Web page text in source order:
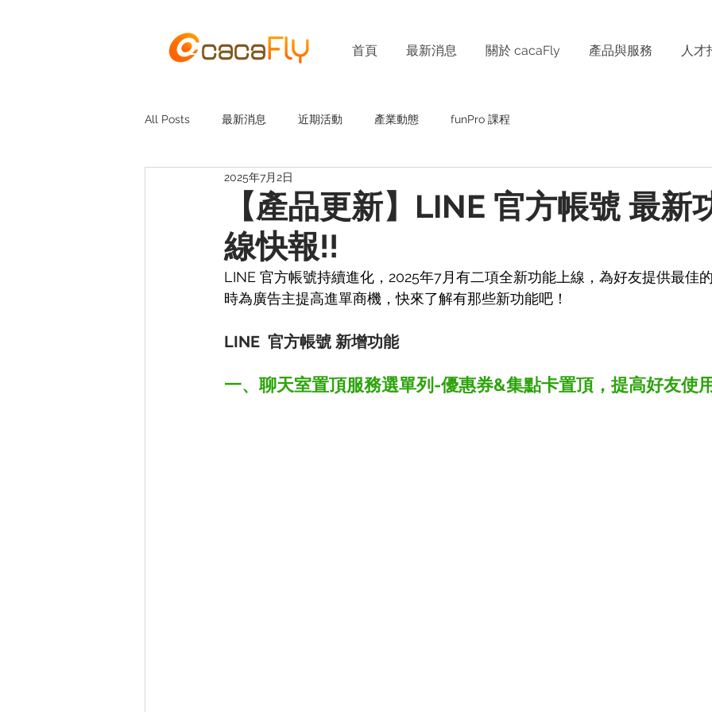
首頁 最新消息 關於 cacaFly 產品與服務 人才
All Posts 最新消息 近期活動 產業動態 funPro 課程
【產品更新】LINE 官方帳號 最新
線快報!!
2025年7月2日
LINE 官方帳號持續進化，2025年7月有二項全新功能上線，為好友提供最佳
時為廣告主提高進單商機，快來了解有那些新功能吧！
LINE  官方帳號 新增功能
一、聊天室置頂服務選單列-優惠券&集點卡置頂，提高好友使